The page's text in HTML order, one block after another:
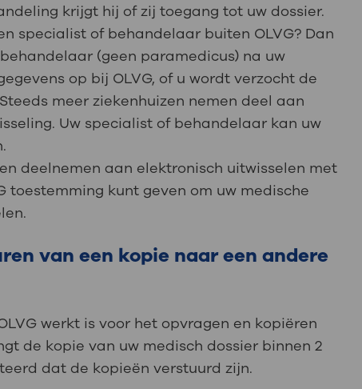
krijgt hij of zij toegang tot uw dossier.
specialist of behandelaar buiten OLVG? Dan
(geen paramedicus) na uw
op bij OLVG, of u wordt verzocht de
meer ziekenhuizen nemen deel aan
Uw specialist of behandelaar kan uw
deelnemen aan elektronisch uitwisselen met
toestemming kunt geven om uw medische
van een kopie naar een andere
werkt is voor het opvragen en kopiëren
de kopie van uw medisch dossier binnen 2
dat de kopieën verstuurd zijn.